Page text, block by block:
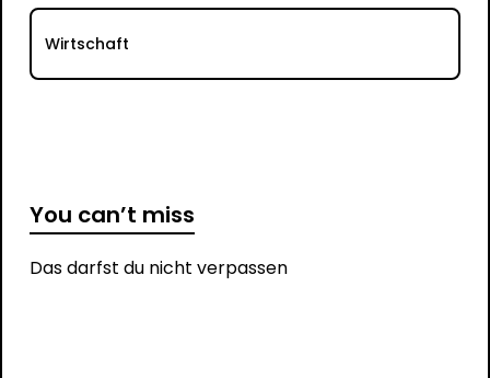
Wirtschaft
You can’t miss
Das darfst du nicht verpassen